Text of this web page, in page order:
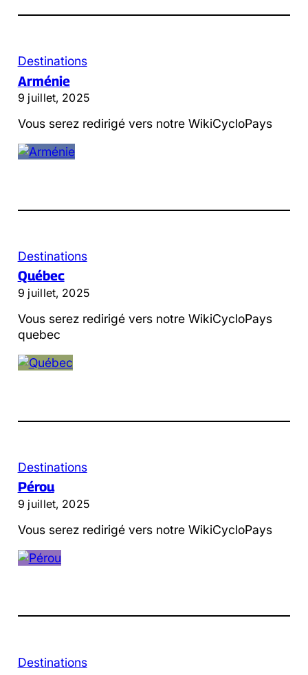
Destinations
Arménie
9 juillet, 2025
Vous serez redirigé vers notre WikiCycloPays
Destinations
Québec
9 juillet, 2025
Vous serez redirigé vers notre WikiCycloPays
quebec
Destinations
Pérou
9 juillet, 2025
Vous serez redirigé vers notre WikiCycloPays
Destinations